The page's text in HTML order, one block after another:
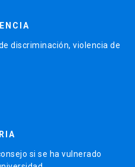
discriminación, violencia de
si se ha vulnerado